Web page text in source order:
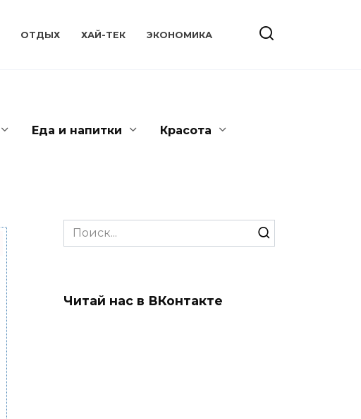
ОТДЫХ ХАЙ-ТЕК ЭКОНОМИКА
Еда и напитки Красота
Search
for:
Читай нас в ВКонтакте